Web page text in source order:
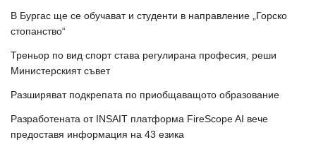
В Бургас ще се обучават и студенти в направление „Горско
стопанство“
Треньор по вид спорт става регулирана професия, реши
Министерският съвет
Разширяват подкрепата по приобщаващото образование
Разработената от INSAIT платформа FireScope AI вече
предоставя информация на 43 езика